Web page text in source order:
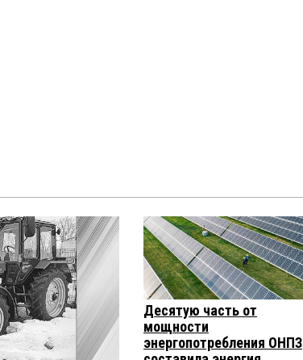
Десятую часть от
мощности
энергопотребления ОНПЗ